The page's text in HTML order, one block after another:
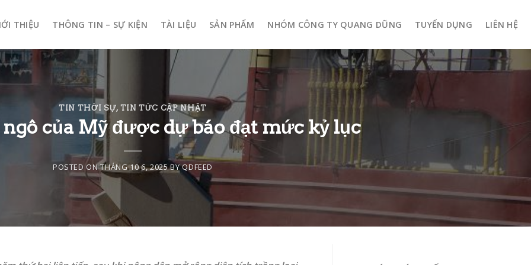
THIỆU THÔNG TIN – SỰ KIỆN TÀI LIỆU SẢN PHẨM NHÓM CÔNG TY QUANG DŨNG TUYỂN DỤNG LIÊN HỆ
TIN THỜI SỰ, TIN TỨC CẬP NHẬT
của Mỹ được dự báo đạt mức kỷ lục
POSTED ONTHÁNG 10 6, 2025BYQDFEED